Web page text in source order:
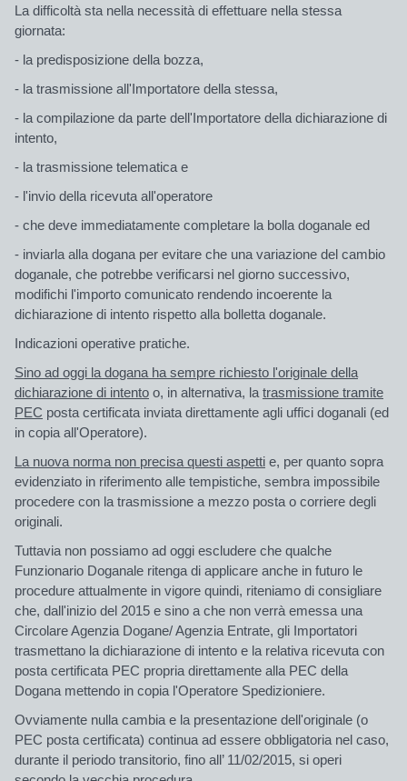
La difficoltà sta nella necessità di effettuare nella stessa
giornata:
- la predisposizione della bozza,
- la trasmissione all'Importatore della stessa,
- la compilazione da parte dell'Importatore della dichiarazione di
intento,
- la trasmissione telematica e
- l'invio della ricevuta all'operatore
- che deve immediatamente completare la bolla doganale ed
- inviarla alla dogana per evitare che una variazione del cambio
doganale, che potrebbe verificarsi nel giorno successivo,
modifichi l'importo comunicato rendendo incoerente la
dichiarazione di intento rispetto alla bolletta doganale.
Indicazioni operative pratiche.
Sino ad oggi la dogana ha sempre richiesto l'originale della
dichiarazione di intento o, in alternativa, la trasmissione tramite
PEC posta certificata inviata direttamente agli uffici doganali (ed
in copia all'Operatore).
La nuova norma non precisa questi aspetti e, per quanto sopra
evidenziato in riferimento alle tempistiche, sembra impossibile
procedere con la trasmissione a mezzo posta o corriere degli
originali.
Tuttavia non possiamo ad oggi escludere che qualche
Funzionario Doganale ritenga di applicare anche in futuro le
procedure attualmente in vigore quindi, riteniamo di consigliare
che, dall'inizio del 2015 e sino a che non verrà emessa una
Circolare Agenzia Dogane/ Agenzia Entrate, gli Importatori
trasmettano la dichiarazione di intento e la relativa ricevuta con
posta certificata PEC propria direttamente alla PEC della
Dogana mettendo in copia l'Operatore Spedizioniere.
Ovviamente nulla cambia e la presentazione dell'originale (o
PEC posta certificata) continua ad essere obbligatoria nel caso,
durante il periodo transitorio, fino all’ 11/02/2015, si operi